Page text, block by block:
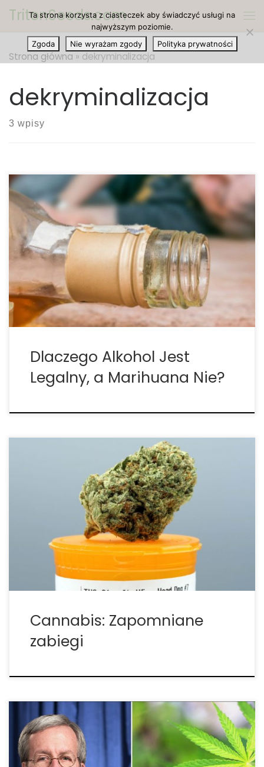
Przejdź do treści
TritonSeeds.com
Strona główna » dekryminalizacja
dekryminalizacja
3 wpisy
Dlaczego alkohol jest legalny, a marihuana nie? Nie
jest tajemnicą, że historia lubi się powtarzać, ale nie
zawsze jest to tak oczywiste. Przykład: pozornie
niekończąca się wojna Ameryki z marihuaną może
wywodzić się bezpośrednio z ery prohibicji, która
była spektakularną […]
Dlaczego Alkohol Jest
Legalny, a Marihuana Nie?
Medyczna Marihuana w Leczeniu Wielu Chorób
Cannabis jako skuteczna i bezpieczna alternatywa
w leczeniu wielu schorzeń to obecnie naprawdę
duży temat. Naprawdę rzadko mija miesiąc bez
publikacji przełomowych lub postępowych badań
na ten temat. W związku z coraz bardziej
rozpowszechnionymi […]
Cannabis: Zapomniane
zabiegi
Sąd Najwyższy w Ohio stwierdził niedawno, że
kryminalizacja cannabis jest poważnym
marnotrawstwem pieniędzy i uważa, że stan
Ta strona korzysta z ciasteczek aby świadczyć usługi na
najwyższym poziomie.
Zgoda
Nie wyrażam zgody Polityka prywatności